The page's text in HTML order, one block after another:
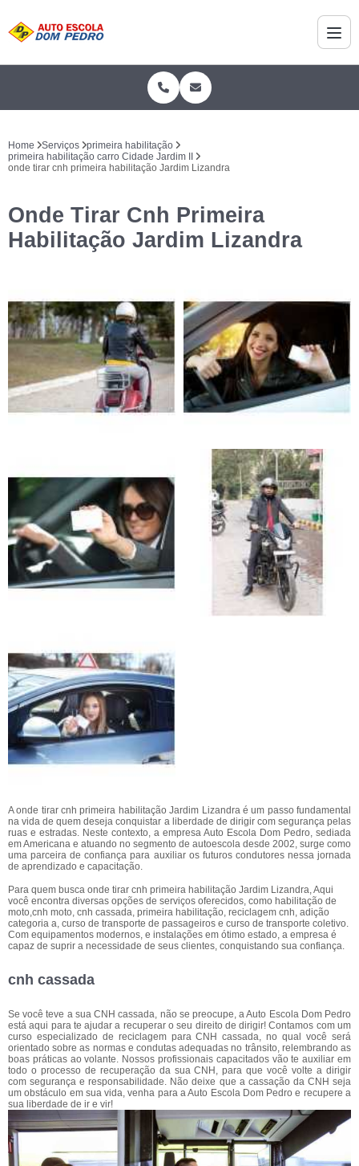
Home Serviços
primeira habilitação
primeira habilitação carro Cidade Jardim II
onde tirar cnh primeira habilitação Jardim Lizandra
Onde Tirar Cnh Primeira
Habilitação Jardim Lizandra
A onde tirar cnh primeira habilitação Jardim Lizandra é um passo fundamental
na vida de quem deseja conquistar a liberdade de dirigir com segurança pelas
ruas e estradas. Neste contexto, a empresa Auto Escola Dom Pedro, sediada
em Americana e atuando no segmento de autoescola desde 2002, surge como
uma parceira de confiança para auxiliar os futuros condutores nessa jornada
de aprendizado e capacitação.
Para quem busca onde tirar cnh primeira habilitação Jardim Lizandra, Aqui
você encontra diversas opções de serviços oferecidos, como habilitação de
moto,cnh moto, cnh cassada, primeira habilitação, reciclagem cnh, adição
categoria a, curso de transporte de passageiros e curso de transporte coletivo.
Com equipamentos modernos, e instalações em ótimo estado, a empresa é
capaz de suprir a necessidade de seus clientes, conquistando sua confiança.
cnh cassada
Se você teve a sua CNH cassada, não se preocupe, a Auto Escola Dom Pedro
está aqui para te ajudar a recuperar o seu direito de dirigir! Contamos com um
curso especializado de reciclagem para CNH cassada, no qual você será
orientado sobre as normas e condutas adequadas no trânsito, relembrando as
boas práticas ao volante. Nossos profissionais capacitados vão te auxiliar em
todo o processo de recuperação da sua CNH, para que você volte a dirigir
com segurança e responsabilidade. Não deixe que a cassação da CNH seja
um obstáculo em sua vida, venha para a Auto Escola Dom Pedro e recupere a
sua liberdade de ir e vir!